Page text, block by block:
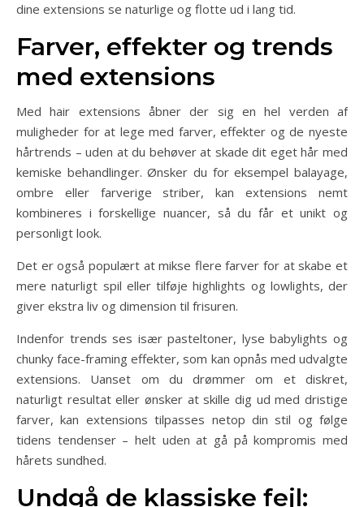
dine extensions se naturlige og flotte ud i lang tid.
Farver, effekter og trends
med extensions
Med hair extensions åbner der sig en hel verden af
muligheder for at lege med farver, effekter og de nyeste
hårtrends – uden at du behøver at skade dit eget hår med
kemiske behandlinger. Ønsker du for eksempel balayage,
ombre eller farverige striber, kan extensions nemt
kombineres i forskellige nuancer, så du får et unikt og
personligt look.
Det er også populært at mikse flere farver for at skabe et
mere naturligt spil eller tilføje highlights og lowlights, der
giver ekstra liv og dimension til frisuren.
Indenfor trends ses især pasteltoner, lyse babylights og
chunky face-framing effekter, som kan opnås med udvalgte
extensions. Uanset om du drømmer om et diskret,
naturligt resultat eller ønsker at skille dig ud med dristige
farver, kan extensions tilpasses netop din stil og følge
tidens tendenser – helt uden at gå på kompromis med
hårets sundhed.
Undgå de klassiske fejl: